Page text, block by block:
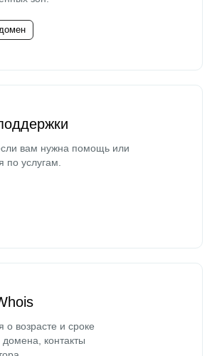
вам нужна помощь или
по услугам.
возрасте и сроке
домена, контакты